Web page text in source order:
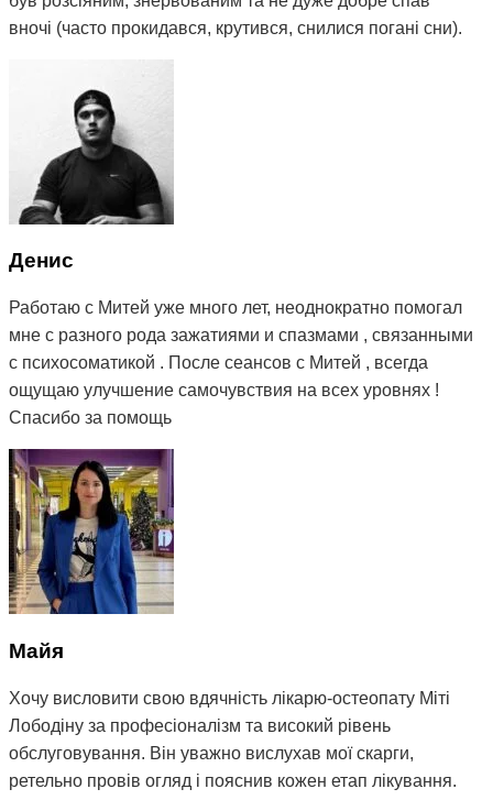
вночі (часто прокидався, крутився, снилися погані сни).
сина, він почав менше засмучуватися при невдачах,
почав проявляти ініціативу, гарно навчатися, більш
уважнішим та дисциплінованим і набагато краще почав
спати вночі.
Разом з сином записали до Міті молодшу дочку 5 років,
та залежність від планшету. Після сеансів Міті, дочка
почала менше капризувати, сон покращився, і
позбулася залежності від планшету 🙌🏻
Дуже дякую Міті за допомогу, професіоналізм, підхід до
дітей та людяність 🤝
Рекомендую Мітю як професіонала своєї справи 💪
Денис
Работаю с Митей уже много лет, неоднократно помогал
мне с разного рода зажатиями и спазмами , связанными
с психосоматикой . После сеансов с Митей , всегда
ощущаю улучшение самочувствия на всех уровнях !
Спасибо за помощь
Майя
Хочу висловити свою вдячність лікарю-остеопату Міті
Лободіну за професіоналізм та високий рівень
обслуговування. Він уважно вислухав мої скарги,
ретельно провів огляд і пояснив кожен етап лікування.